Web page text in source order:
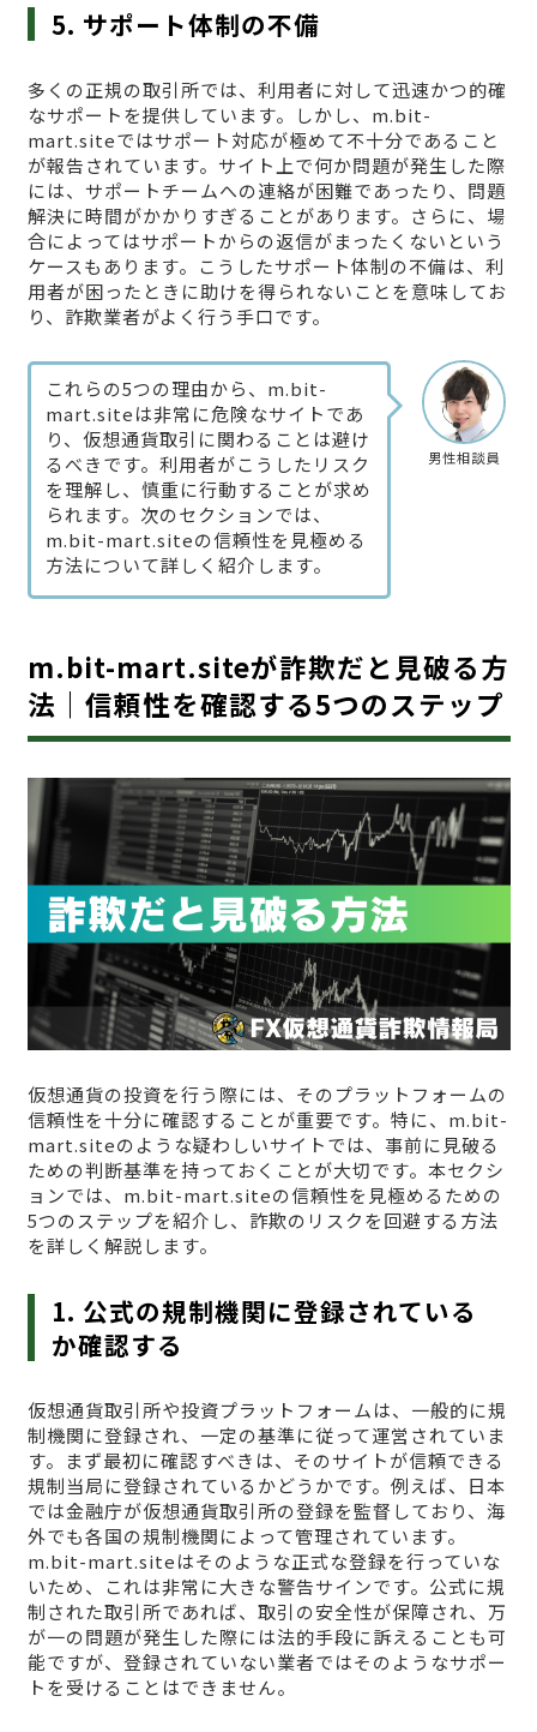
5. サポート体制の不備
多くの正規の取引所では、利用者に対して迅速かつ的確
なサポートを提供しています。しかし、m.bit-
mart.siteではサポート対応が極めて不十分であること
が報告されています。サイト上で何か問題が発生した際
には、サポートチームへの連絡が困難であったり、問題
解決に時間がかかりすぎることがあります。さらに、場
合によってはサポートからの返信がまったくないという
ケースもあります。こうしたサポート体制の不備は、利
用者が困ったときに助けを得られないことを意味してお
り、詐欺業者がよく行う手口です。
男性相談員
これらの5つの理由から、m.bit-
mart.siteは非常に危険なサイトであ
り、仮想通貨取引に関わることは避け
るべきです。利用者がこうしたリスク
を理解し、慎重に行動することが求め
られます。次のセクションでは、
m.bit-mart.siteの信頼性を見極める
方法について詳しく紹介します。
m.bit-mart.siteが詐欺だと見破る方
法｜信頼性を確認する5つのステップ
仮想通貨の投資を行う際には、そのプラットフォームの
信頼性を十分に確認することが重要です。特に、m.bit-
mart.siteのような疑わしいサイトでは、事前に見破る
ための判断基準を持っておくことが大切です。本セクシ
ョンでは、m.bit-mart.siteの信頼性を見極めるための
5つのステップを紹介し、詐欺のリスクを回避する方法
を詳しく解説します。
1. 公式の規制機関に登録されている
か確認する
仮想通貨取引所や投資プラットフォームは、一般的に規
制機関に登録され、一定の基準に従って運営されていま
す。まず最初に確認すべきは、そのサイトが信頼できる
規制当局に登録されているかどうかです。例えば、日本
では金融庁が仮想通貨取引所の登録を監督しており、海
外でも各国の規制機関によって管理されています。
m.bit-mart.siteはそのような正式な登録を行っていな
いため、これは非常に大きな警告サインです。公式に規
制された取引所であれば、取引の安全性が保障され、万
が一の問題が発生した際には法的手段に訴えることも可
能ですが、登録されていない業者ではそのようなサポー
トを受けることはできません。